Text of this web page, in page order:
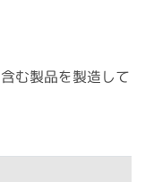
む製品を製造して